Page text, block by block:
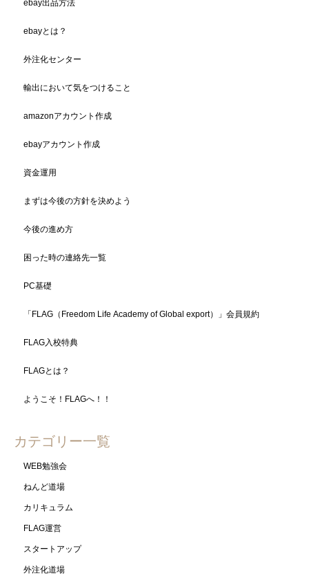
ebay出品方法
ebayとは？
外注化センター
輸出において気をつけること
amazonアカウント作成
ebayアカウント作成
資金運用
まずは今後の方針を決めよう
今後の進め方
困った時の連絡先一覧
PC基礎
「FLAG（Freedom Life Academy of Global export）」会員規約
FLAG入校特典
FLAGとは？
ようこそ！FLAGへ！！
カテゴリー一覧
WEB勉強会
ねんど道場
カリキュラム
FLAG運営
スタートアップ
外注化道場